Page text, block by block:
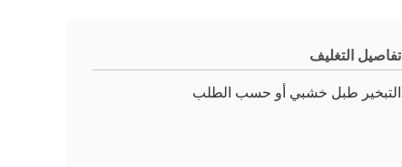
تفاصيل التغليف
التبخير طبل خشبي أو حسب الطلب